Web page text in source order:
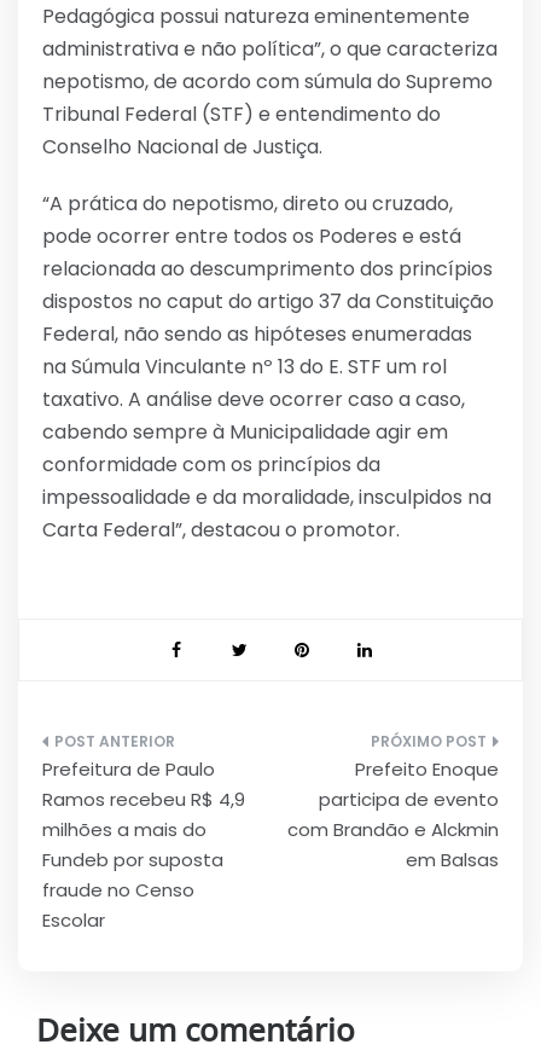
Pedagógica possui natureza eminentemente
administrativa e não política”, o que caracteriza
nepotismo, de acordo com súmula do Supremo
Tribunal Federal (STF) e entendimento do
Conselho Nacional de Justiça.
“A prática do nepotismo, direto ou cruzado,
pode ocorrer entre todos os Poderes e está
relacionada ao descumprimento dos princípios
dispostos no caput do artigo 37 da Constituição
Federal, não sendo as hipóteses enumeradas
na Súmula Vinculante nº 13 do E. STF um rol
taxativo. A análise deve ocorrer caso a caso,
cabendo sempre à Municipalidade agir em
conformidade com os princípios da
impessoalidade e da moralidade, insculpidos na
Carta Federal”, destacou o promotor.
Navegação
de
Post
Prefeitura de Paulo
Ramos recebeu R$ 4,9
milhões a mais do
Fundeb por suposta
fraude no Censo
Escolar
Prefeito Enoque
participa de evento
com Brandão e Alckmin
em Balsas
Deixe um comentário